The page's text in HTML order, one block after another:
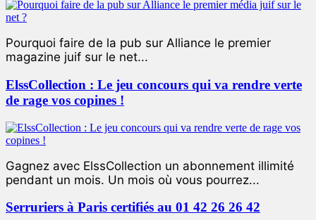
Pourquoi faire de la pub sur Alliance le premier
magazine juif sur le net...
ElssCollection : Le jeu concours qui va rendre verte
de rage vos copines !
Gagnez avec ElssCollection un abonnement illimité
pendant un mois. Un mois où vous pourrez...
Serruriers à Paris certifiés au 01 42 26 26 42